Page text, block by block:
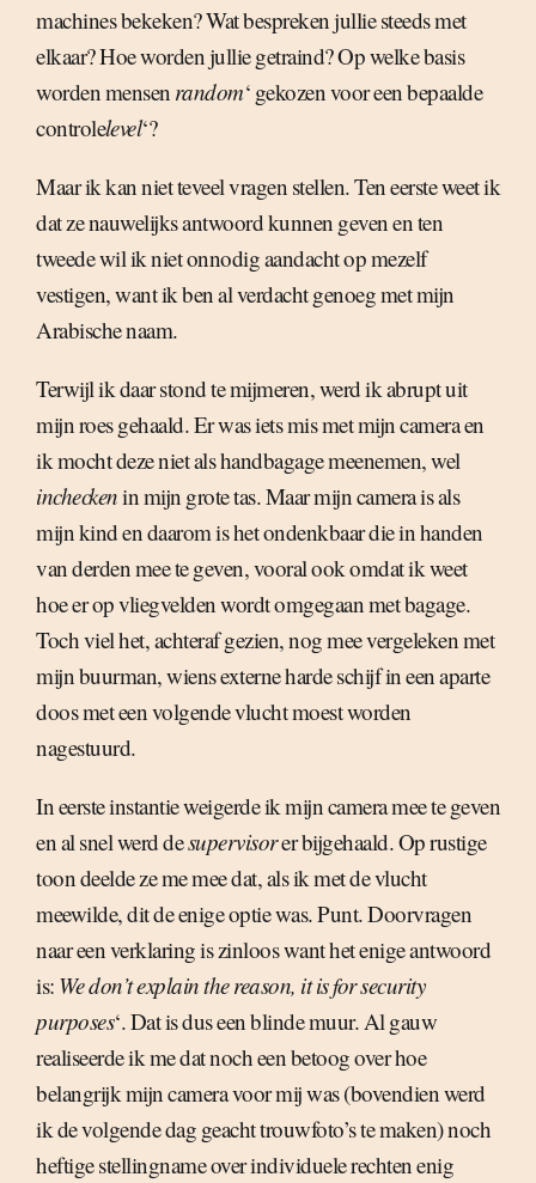
machines bekeken? Wat bespreken jullie steeds met
elkaar? Hoe worden jullie getraind? Op welke basis
worden mensen  random‘ gekozen voor een bepaalde
controlelevel‘?
Maar ik kan niet teveel vragen stellen. Ten eerste weet ik
dat ze nauwelijks antwoord kunnen geven en ten
tweede wil ik niet onnodig aandacht op mezelf
vestigen, want ik ben al verdacht genoeg met mijn
Arabische naam.
Terwijl ik daar stond te mijmeren, werd ik abrupt uit
mijn roes gehaald. Er was iets mis met mijn camera en
ik mocht deze niet als handbagage meenemen, wel
incheckenin mijn grote tas. Maar mijn camera is als
mijn kind en daarom is het ondenkbaar die in handen
van derden mee te geven, vooral ook omdat ik weet
hoe er op vliegvelden wordt omgegaan met bagage.
Toch viel het, achteraf gezien, nog mee vergeleken met
mijn buurman, wiens externe harde schijf in een aparte
doos met een volgende vlucht moest worden
nagestuurd.
In eerste instantie weigerde ik mijn camera mee te geven
en al snel werd desupervisorer bijgehaald. Op rustige
toon deelde ze me mee dat, als ik met de vlucht
meewilde, dit de enige optie was. Punt. Doorvragen
naar een verklaring is zinloos want het enige antwoord
is:  We don’t explain the reason, it is for security
purposes‘. Dat is dus een blinde muur. Al gauw
realiseerde ik me dat noch een betoog over hoe
belangrijk mijn camera voor mij was (bovendien werd
ik de volgende dag geacht trouwfoto’s te maken) noch
heftige stellingname over individuele rechten enig